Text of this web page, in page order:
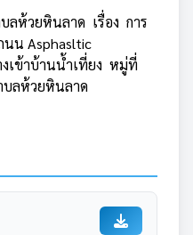
ลห้วยหินลาด เรื่อง การ
นน Asphasltic
เข้าบ้านน้ำเที่ยง หมู่ที่
ลห้วยหินลาด